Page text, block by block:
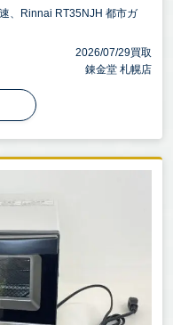
、Rinnai RT35NJH 都市ガ
2026/07/29買取
錬金堂 札幌店